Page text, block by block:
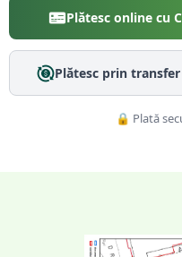
Plătesc online cu
Plătesc prin
🔒 Plată